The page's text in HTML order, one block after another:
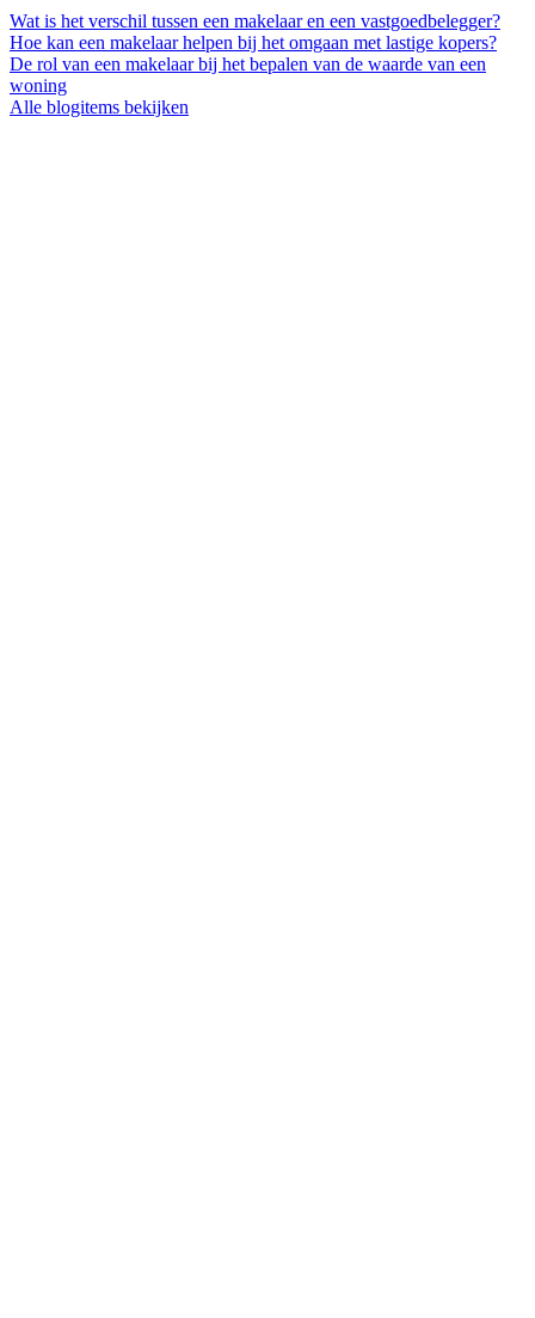
Wat is het verschil tussen een makelaar en een vastgoedbelegger?
Hoe kan een makelaar helpen bij het omgaan met lastige kopers?
De rol van een makelaar bij het bepalen van de waarde van een
woning
Alle blogitems bekijken